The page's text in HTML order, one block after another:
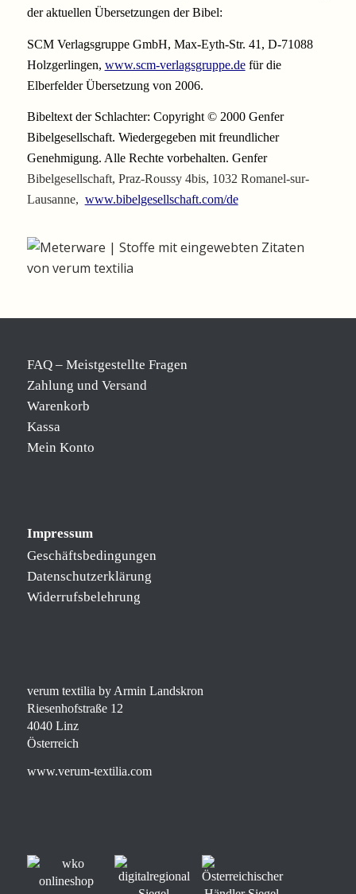
der aktuellen Übersetzungen der Bibel:
SCM Verlagsgruppe GmbH, Max-Eyth-Str. 41, D-71088
Holzgerlingen, www.scm-verlagsgruppe.de für die
Elberfelder Übersetzung von 2006.
Bibeltext der Schlachter: Copyright © 2000 Genfer
Bibelgesellschaft. Wiedergegeben mit freundlicher
Genehmigung. Alle Rechte vorbehalten. Genfer
Bibelgesellschaft, Praz-Roussy 4bis, 1032 Romanel-sur-
Lausanne, www.bibelgesellschaft.com/de
FAQ – Meistgestellte Fragen
Zahlung und Versand
Warenkorb
Kassa
Mein Konto
Impressum
Geschäftsbedingungen
Datenschutzerklärung
Widerrufsbelehrung
verum textilia by Armin Landskron
Riesenhofstraße 12
4040 Linz
Österreich
www.verum-textilia.com